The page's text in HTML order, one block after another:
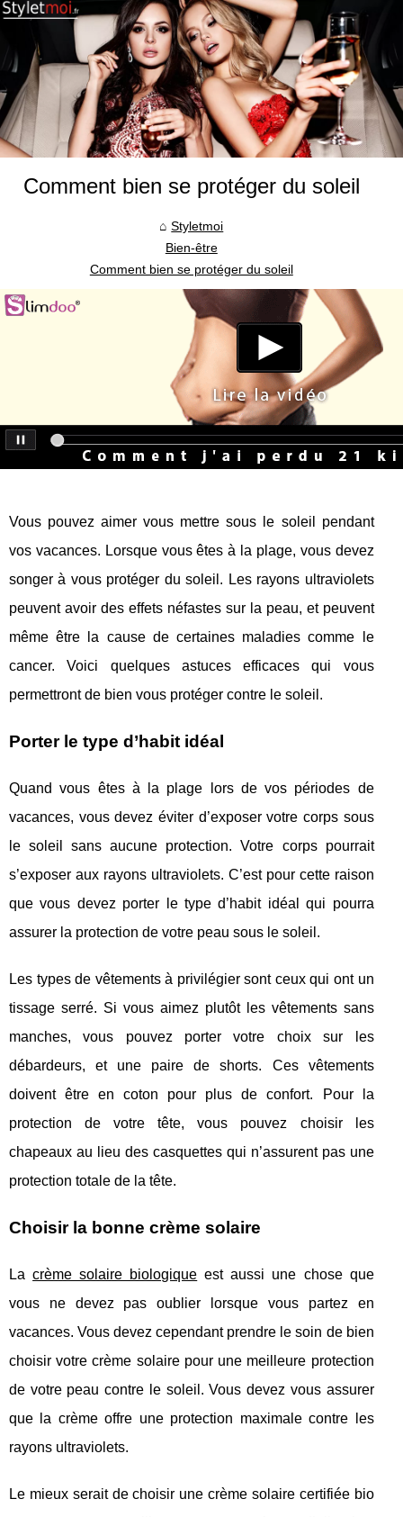
Comment bien se protéger du soleil
Styletmoi
Bien-être
Comment bien se protéger du soleil
Vous pouvez aimer vous mettre sous le soleil pendant
vos vacances. Lorsque vous êtes à la plage, vous devez
songer à vous protéger du soleil. Les rayons ultraviolets
peuvent avoir des effets néfastes sur la peau, et peuvent
même être la cause de certaines maladies comme le
cancer. Voici quelques astuces efficaces qui vous
permettront de bien vous protéger contre le soleil.
Porter le type d’habit idéal
Quand vous êtes à la plage lors de vos périodes de
vacances, vous devez éviter d’exposer votre corps sous
le soleil sans aucune protection. Votre corps pourrait
s’exposer aux rayons ultraviolets. C’est pour cette raison
que vous devez porter le type d’habit idéal qui pourra
assurer la protection de votre peau sous le soleil.
Les types de vêtements à privilégier sont ceux qui ont un
tissage serré. Si vous aimez plutôt les vêtements sans
manches, vous pouvez porter votre choix sur les
débardeurs, et une paire de shorts. Ces vêtements
doivent être en coton pour plus de confort. Pour la
protection de votre tête, vous pouvez choisir les
chapeaux au lieu des casquettes qui n’assurent pas une
protection totale de la tête.
Choisir la bonne crème solaire
Lacrème solaire biologique est aussi une chose que
vous ne devez pas oublier lorsque vous partez en
vacances. Vous devez cependant prendre le soin de bien
choisir votre crème solaire pour une meilleure protection
de votre peau contre le soleil. Vous devez vous assurer
que la crème offre une protection maximale contre les
rayons ultraviolets.
Le mieux serait de choisir une crème solaire certifiée bio